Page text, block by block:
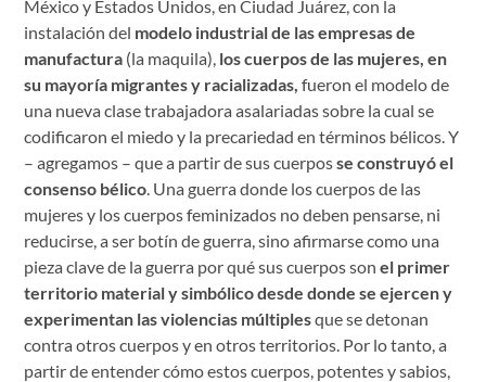
México y Estados Unidos, en Ciudad Juárez, con la
instalación del modelo industrial de las empresas de
manufactura (la maquila), los cuerpos de las mujeres, en
su mayoría migrantes y racializadas, fueron el modelo de
una nueva clase trabajadora asalariadas sobre la cual se
codificaron el miedo y la precariedad en términos bélicos. Y
– agregamos – que a partir de sus cuerposse construyó el
consenso bélico . Una guerra donde los cuerpos de las
mujeres y los cuerpos feminizados no deben pensarse, ni
reducirse, a ser botín de guerra, sino afirmarse como una
pieza clave de la guerra por qué sus cuerpos sonel primer
territorio material y simbólico desde donde se ejercen y
experimentan las violencias múltiplesque se detonan
contra otros cuerpos y en otros territorios. Por lo tanto, a
partir de entender cómo estos cuerpos, potentes y sabios,